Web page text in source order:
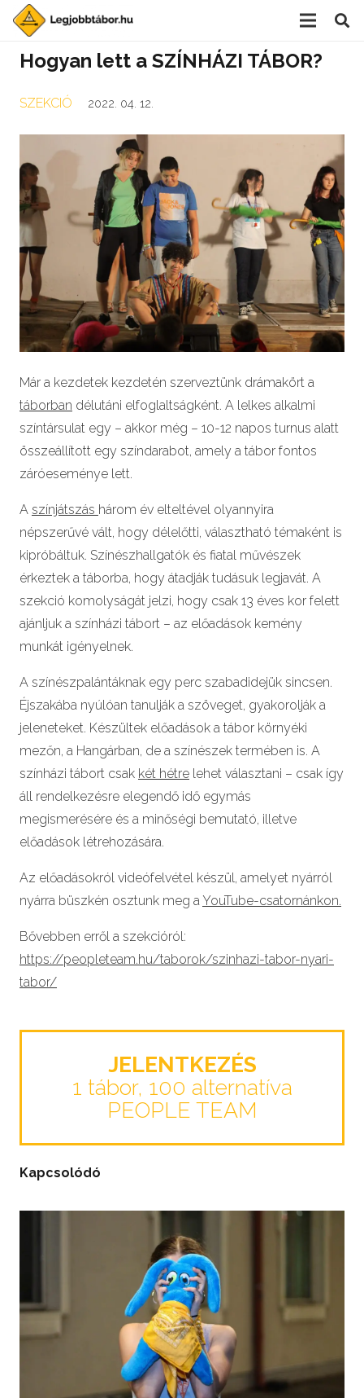
Hogyan lett a SZÍNHÁZI TÁBOR?
SZEKCIÓ 2022. 04. 12.
Már a kezdetek kezdetén szerveztünk drámakört a
táborban délutáni elfoglaltságként. A lelkes alkalmi
színtársulat egy – akkor még – 10-12 napos turnus alatt
összeállított egy színdarabot, amely a tábor fontos
záróeseménye lett.
A színjátszás három év elteltével olyannyira
népszerűvé vált, hogy délelőtti, választható témaként is
kipróbáltuk. Színészhallgatók és fiatal művészek
érkeztek a táborba, hogy átadják tudásuk legjavát. A
szekció komolyságát jelzi, hogy csak 13 éves kor felett
ajánljuk a színházi tábort – az előadások kemény
munkát igényelnek.
A színészpalántáknak egy perc szabadidejük sincsen.
Éjszakába nyúlóan tanulják a szöveget, gyakorolják a
jeleneteket. Készültek előadások a tábor környéki
mezőn, a Hangárban, de a színészek termében is. A
színházi tábort csak két hétre lehet választani – csak így
áll rendelkezésre elegendő idő egymás
megismerésére és a minőségi bemutató, illetve
előadások létrehozására.
Az előadásokról videófelvétel készül, amelyet nyárról
nyárra büszkén osztunk meg a YouTube-csatornánkon.
Bővebben erről a szekcióról:
https://peopleteam.hu/taborok/szinhazi-tabor-nyari-
tabor/
JELENTKEZÉS
1 tábor, 100 alternatíva
PEOPLE TEAM
Kapcsolódó